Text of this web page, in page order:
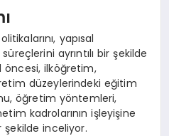
yapısal
ayrıntılı bir şekilde
öncesi, ilköğretim,
düzeylerindeki eğitim
öğretim yöntemleri,
kadrolarının işleyişine
şekilde inceliyor.